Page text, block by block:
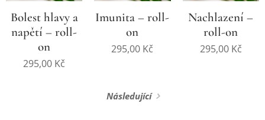
Bolest hlavy a
napětí – roll-
on
295,00 Kč
Imunita – roll-
on
295,00 Kč
Nachlazení –
roll-on
295,00Kč
Následující